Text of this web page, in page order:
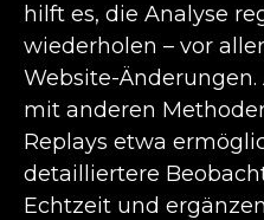
hilft es, die Analyse
wiederholen – vor
Website-
mit anderen
Replays etwa
detailliertere
Echtzeit und